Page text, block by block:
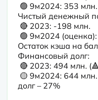
🟢 9м2024: 353 млн.
Чистый денежный
🔴 2023: -198 млн.
🟢 9м2024
Остаток кэша на
Финансовый долг:
🔴 2023: 494 млн.
🟡 9м2024: 644
долг – 27%